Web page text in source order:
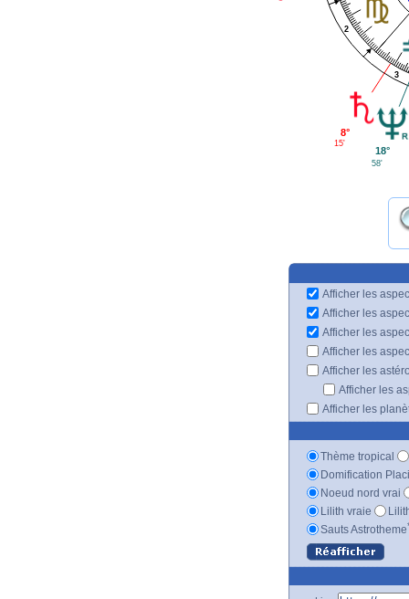
2
3
8°
15'
18°
58'
Afficher les
Afficher les
Afficher les
Afficher les
Afficher les
Afficher les
Afficher les
Thème tropical
Domification
Noeud nord vrai
Lilith vraie
Sauts Astrotheme